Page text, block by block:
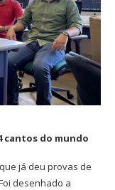
cantos do mundo
já deu provas de
desenhado a